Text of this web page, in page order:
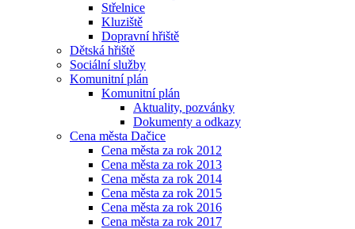
Střelnice
Kluziště
Dopravní hřiště
Dětská hřiště
Sociální služby
Komunitní plán
Komunitní plán
Aktuality, pozvánky
Dokumenty a odkazy
Cena města Dačice
Cena města za rok 2012
Cena města za rok 2013
Cena města za rok 2014
Cena města za rok 2015
Cena města za rok 2016
Cena města za rok 2017